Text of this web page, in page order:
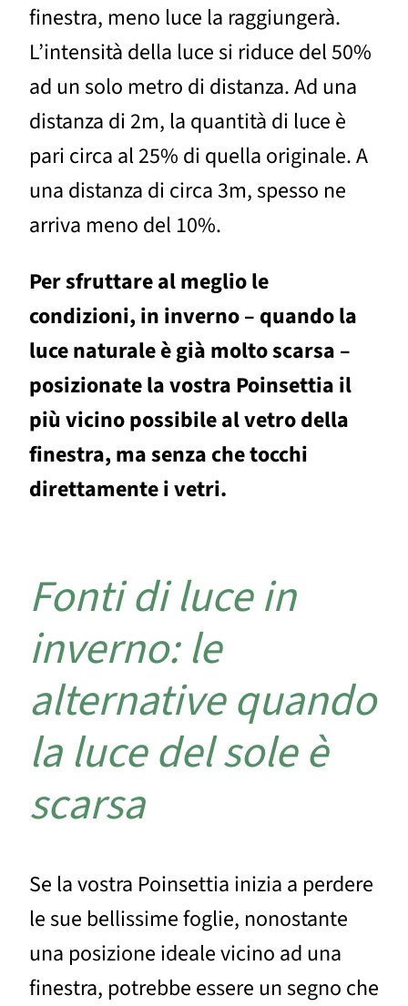
finestra, meno luce la raggiungerà.
L’intensità della luce si riduce del 50%
ad un solo metro di distanza. Ad una
distanza di 2m, la quantità di luce è
pari circa al 25% di quella originale. A
una distanza di circa 3m, spesso ne
arriva meno del 10%.
Per sfruttare al meglio le
condizioni, in inverno – quando la
luce naturale è già molto scarsa –
posizionate la vostra Poinsettia il
più vicino possibile al vetro della
finestra, ma senza che tocchi
direttamente i vetri.
Fonti di luce in
inverno: le
alternative quando
la luce del sole è
scarsa
Se la vostra Poinsettia inizia a perdere
le sue bellissime foglie, nonostante
una posizione ideale vicino ad una
finestra, potrebbe essere un segno che